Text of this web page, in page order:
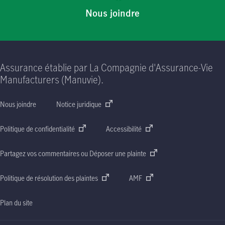
Nous joindre
Assurance établie par La Compagnie d'Assurance-Vie
Manufacturers (Manuvie).
Nous joindre Notice juridique
Politique de confidentialité Accessibilité
Partagez vos commentaires ou Déposer une plainte
Politique de résolution des plaintes AMF
Plan du site